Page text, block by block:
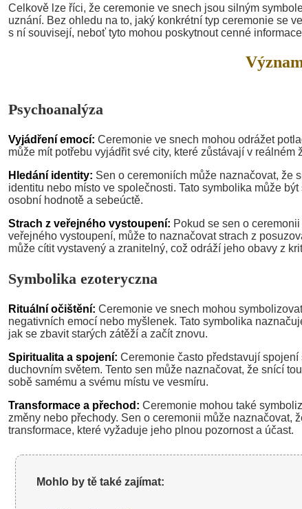
Celkově lze říci, že ceremonie ve snech jsou silným
uznání. Bez ohledu na to, jaký konkrétní typ ceremonie se
s ní souvisejí, neboť tyto mohou poskytnout cenné
Psychoanalýza
Vyjádření emocí: Ceremonie ve snech mohou odrážet
může mít potřebu vyjádřit své city, které zůstávají v reálném
Hledání identity: Sen o ceremoniích může naznačovat, že
identitu nebo místo ve společnosti. Tato symbolika může
osobní hodnotě a sebeúctě.
Strach z veřejného vystoupení: Pokud se sen o
veřejného vystoupení, může to naznačovat strach z
může cítit vystavený a zranitelný, což odráží jeho obavy z
Symbolika ezoteryczna
Rituální očištění: Ceremonie ve snech mohou
negativních emocí nebo myšlenek. Tato symbolika
jak se zbavit starých zátěží a začít znovu.
Spiritualita a spojení: Ceremonie často představují
duchovním světem. Tento sen může naznačovat, že snící
sobě samému a svému místu ve vesmíru.
Transformace a přechod: Ceremonie mohou také
změny nebo přechody. Sen o ceremonii může naznačovat,
transformace, které vyžaduje jeho plnou pozornost a účast.
Mohlo by tě také zajímat: